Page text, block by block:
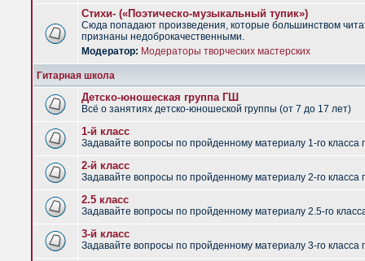
Стихи- («Поэтическо-музыкальный тупик»)
Сюда попадают произведения, которые большинством
признаны недоброкачественными.
Модератор: Модераторы творческих мастерских
Гитарная школа
Детско-юношеская группа ГШ
Всё о занятиях детско-юношеской группы (от 7 до 17 лет)
1-й класс
Задавайте вопросы по пройденному материалу 1-го класса
2-й класс
Задавайте вопросы по пройденному материалу 2-го класса
2.5 класс
Задавайте вопросы по пройденному материалу 2.5-го
3-й класс
Задавайте вопросы по пройденному материалу 3-го класса